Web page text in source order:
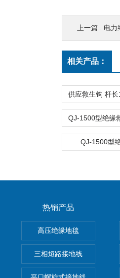
上一篇 : 电力
相关产品：
QJ-1500型
热销产品
高压绝缘地毯
三相短路接地线